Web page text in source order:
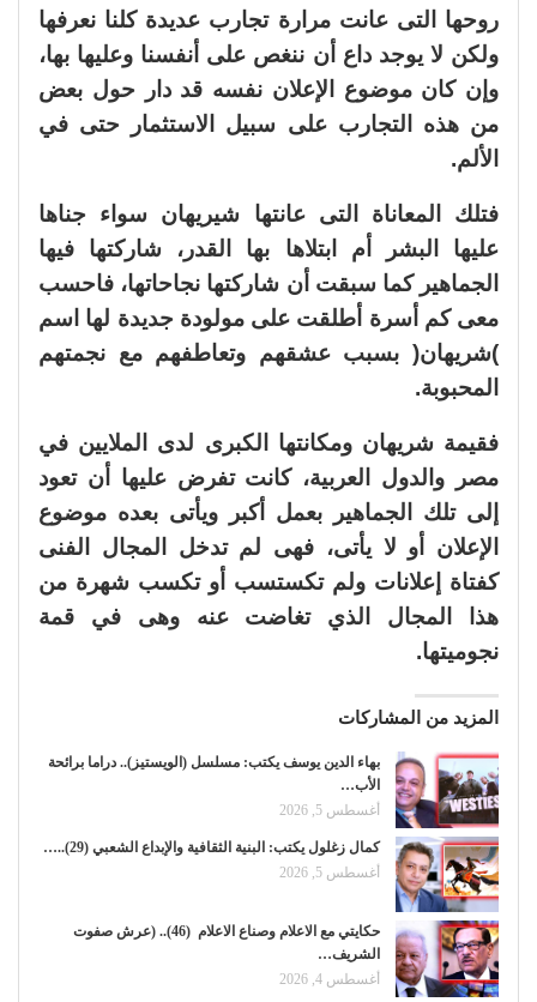
روحها التى عانت مرارة تجارب عديدة كلنا نعرفها
ولكن لا يوجد داع أن ننغص على أنفسنا وعليها بها،
وإن كان موضوع الإعلان نفسه قد دار حول بعض
من هذه التجارب على سبيل الاستثمار حتى في
الألم.
فتلك المعاناة التى عانتها شيريهان سواء جناها
عليها البشر أم ابتلاها بها القدر، شاركتها فيها
الجماهير كما سبقت أن شاركتها نجاحاتها، فاحسب
معى كم أسرة أطلقت على مولودة جديدة لها اسم
)شريهان( بسبب عشقهم وتعاطفهم مع نجمتهم
المحبوبة.
فقيمة شريهان ومكانتها الكبرى لدى الملايين في
مصر والدول العربية، كانت تفرض عليها أن تعود
إلى تلك الجماهير بعمل أكبر ويأتى بعده موضوع
الإعلان أو لا يأتى، فهى لم تدخل المجال الفنى
كفتاة إعلانات ولم تكستسب أو تكسب شهرة من
هذا المجال الذي تغاضت عنه وهى في قمة
نجوميتها.
المزيد من المشاركات
بهاء الدين يوسف يكتب: مسلسل (الويستيز).. دراما برائحة
الأب…
أغسطس 5, 2026
كمال زغلول يكتب: البنية الثقافية والإبداع الشعبي (29)..…
أغسطس 5, 2026
حكايتي مع الاعلام وصناع الاعلام (46).. (عرش صفوت
الشريف…
أغسطس 4, 2026